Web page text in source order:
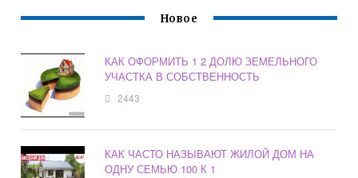
Новое
КАК ОФОРМИТЬ 1 2 ДОЛЮ ЗЕМЕЛЬНОГО
УЧАСТКА В СОБСТВЕННОСТЬ
2443
КАК ЧАСТО НАЗЫВАЮТ ЖИЛОЙ ДОМ НА
ОДНУ СЕМЬЮ 100 К 1